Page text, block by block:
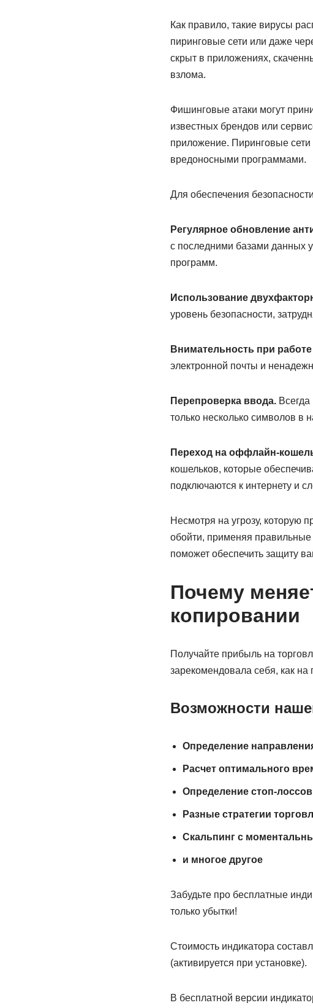
Как правило, такие вирусы
пиринговые сети или даже
скрыт в приложениях,
взлома.
Фишинговые атаки могут
известных брендов или
приложение. Пиринговые сети
вредоносными программами.
Для обеспечения
Регулярное обновление
с последними базами данных
программ.
Использование
уровень безопасности,
Внимательность при
электронной почты и
Перепроверка ввода.Всегда
только несколько символов в
Переход на оффлайн-
кошельков, которые
подключаются к интернету и
Несмотря на угрозу, которую
обойти, применяя
поможет обеспечить защиту
Почему
копировании
Получайте прибыль на
зарекомендовала себя, как
Возможности
Определение
Расчет оптимального
Определение стоп-лоссов
Разные стратегии
Скальпинг с
и многое другое
Забудьте про бесплатные
только убытки!
Стоимость индикатора
(активируется при установке).
В бесплатной версии